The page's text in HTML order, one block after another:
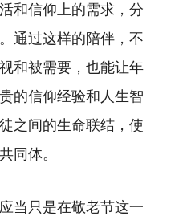
和信仰上的需求，分
通过这样的陪伴，不
和被需要，也能让年
的信仰经验和人生智
之间的生命联结，使
同体。
当只是在敬老节这一